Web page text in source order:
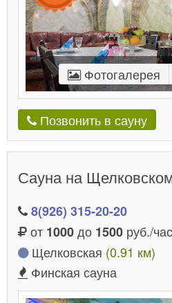
Фотогалерея
Позвонить в сауну
Сауна на
8(926) 315-20-20
от 1000до 1500 руб./
Щелковская (0.91 км)
Финская сауна